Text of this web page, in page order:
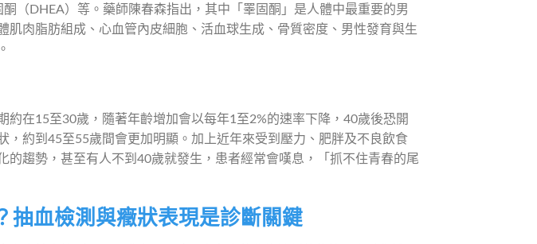
酮（DHEA）等。藥師陳春森指出，其中「睪固酮」是人體中最重要的男
肌肉脂肪組成、心血管內皮細胞、活血球生成、骨質密度、男性發育與生
約在15至30歲，隨著年齡增加會以每年1至2%的速率下降，40歲後恐開
，約到45至55歲間會更加明顯。加上近年來受到壓力、肥胖及不良飲食
的趨勢，甚至有人不到40歲就發生，患者經常會嘆息，「抓不住青春的尾
抽血檢測與癥狀表現是診斷關鍵